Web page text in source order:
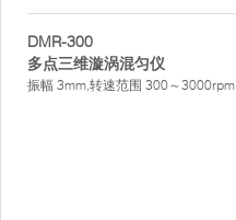
DMR-300
多点三维漩涡混匀仪
振幅 3mm,转速范围 300～3000rpm